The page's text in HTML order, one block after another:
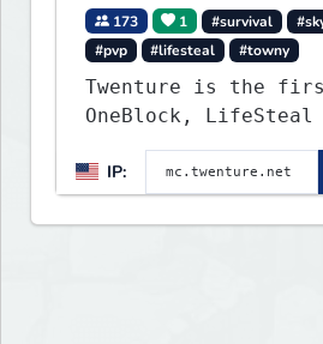
173 1 #survival
#pvp
#lifesteal #towny
Twenture is the
OneBlock, LifeSteal
Survival Server
1.20 - 1.20.2. Get
make memories
never forget and
IP: